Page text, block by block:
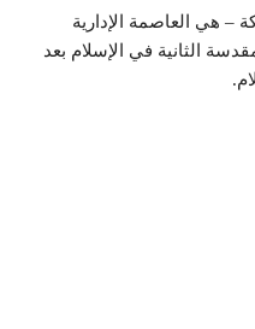
– هي العاصمة الإدارية
الثانية في الإسلام بعد